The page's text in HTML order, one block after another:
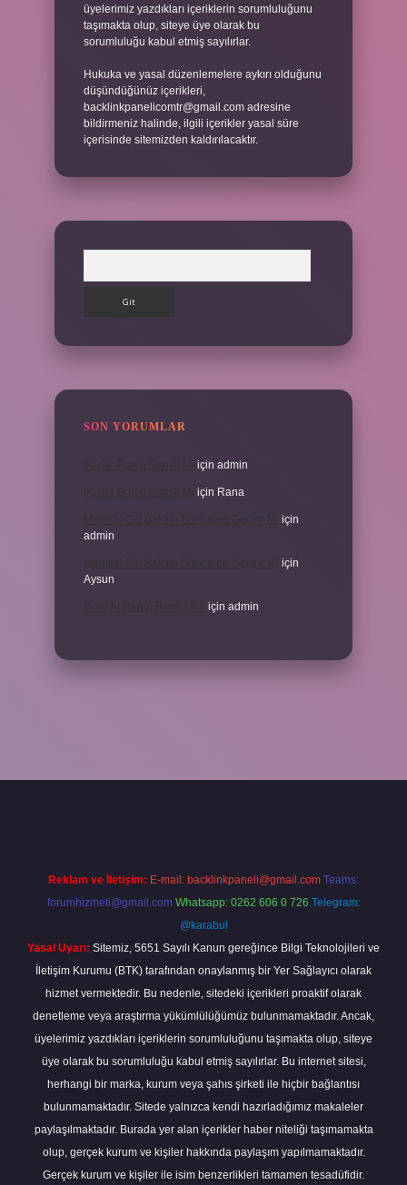
üyelerimiz yazdıkları içeriklerin sorumluluğunu
taşımakta olup, siteye üye olarak bu
sorumluluğu kabul etmiş sayılırlar.
Hukuka ve yasal düzenlemelere aykırı olduğunu
düşündüğünüz içerikleri,
backlinkpanelicomtr@gmail.com adresine
bildirmeniz halinde, ilgili içerikler yasal süre
içerisinde sitemizden kaldırılacaktır.
SON YORUMLAR
için admin
için Rana
için
admin
için
Aysun
için admin
Reklam ve İletişim: E-mail: backlinkpaneli@gmail.com Teams:
forumhizmeti@gmail.com Whatsapp: 0262 606 0 726 Telegram:
@karabul
Yasal Uyarı: Sitemiz, 5651 Sayılı Kanun gereğince Bilgi Teknolojileri ve
İletişim Kurumu (BTK) tarafından onaylanmış bir Yer Sağlayıcı olarak
hizmet vermektedir. Bu nedenle, sitedeki içerikleri proaktif olarak
denetleme veya araştırma yükümlülüğümüz bulunmamaktadır. Ancak,
üyelerimiz yazdıkları içeriklerin sorumluluğunu taşımakta olup, siteye
üye olarak bu sorumluluğu kabul etmiş sayılırlar. Bu internet sitesi,
herhangi bir marka, kurum veya şahıs şirketi ile hiçbir bağlantısı
bulunmamaktadır. Sitede yalnızca kendi hazırladığımız makaleler
paylaşılmaktadır. Burada yer alan içerikler haber niteliği taşımamakta
olup, gerçek kurum ve kişiler hakkında paylaşım yapılmamaktadır.
Gerçek kurum ve kişiler ile isim benzerlikleri tamamen tesadüfidir.